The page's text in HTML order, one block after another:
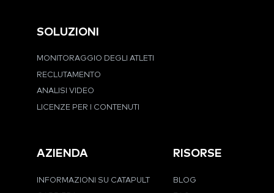
SOLUZIONI
MONITORAGGIO DEGLI ATLETI
RECLUTAMENTO
ANALISI VIDEO
LICENZE PER I CONTENUTI
AZIENDA
INFORMAZIONI SU CATAPULT
RISORSE
BLOG